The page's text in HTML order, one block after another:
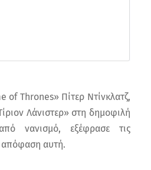
of Thrones» Πίτερ Ντίνκλατζ,
Λάνιστερ» στη δημοφιλή
νανισμό, εξέφρασε τις
απόφαση αυτή.